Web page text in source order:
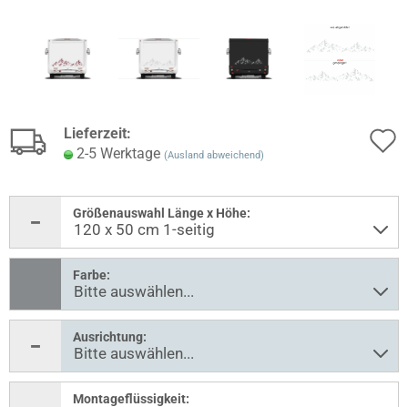
Lieferzeit:
2-5 Werktage (Ausland abweichend)
Größenauswahl Länge x Höhe:
Farbe:
Ausrichtung:
Montageflüssigkeit: